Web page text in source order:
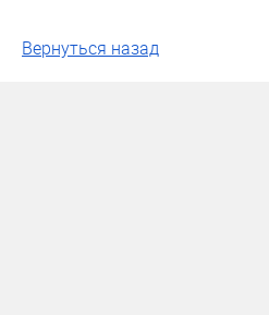
Вернуться назад